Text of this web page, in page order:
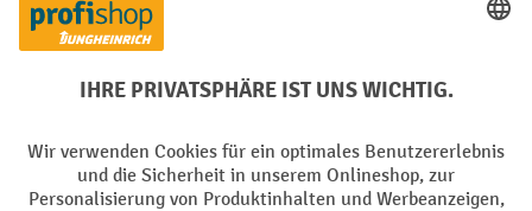
Creditcard (Master)
Facebook
YouTube
LinkedIn
Instagram